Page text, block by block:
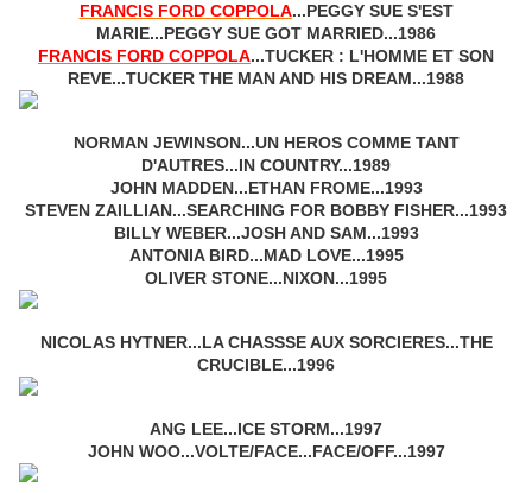
FRANCIS FORD COPPOLA...PEGGY SUE S'EST
MARIE...PEGGY SUE GOT MARRIED...1986
FRANCIS FORD COPPOLA...TUCKER : L'HOMME ET SON
REVE...TUCKER THE MAN AND HIS DREAM...1988
NORMAN JEWINSON...UN HEROS COMME TANT
D'AUTRES...IN COUNTRY...1989
JOHN MADDEN...ETHAN FROME...1993
STEVEN ZAILLIAN...SEARCHING FOR BOBBY FISHER...1993
BILLY WEBER...JOSH AND SAM...1993
ANTONIA BIRD...MAD LOVE...1995
OLIVER STONE...NIXON...1995
NICOLAS HYTNER...LA CHASSSE AUX SORCIERES...THE
CRUCIBLE...1996
ANG LEE...ICE STORM...1997
JOHN WOO...VOLTE/FACE...FACE/OFF...1997